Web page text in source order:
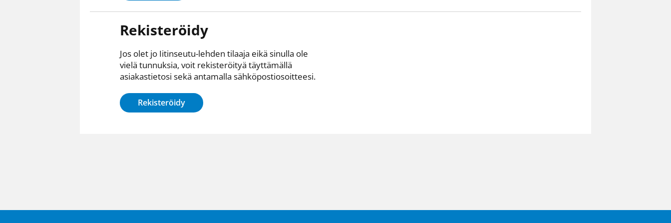
Rekisteröidy
Jos olet jo Iitinseutu-lehden tilaaja eikä sinulla ole
vielä tunnuksia, voit rekisteröityä täyttämällä
asiakastietosi sekä antamalla sähkö­posti­osoitteesi.
Rekisteröidy